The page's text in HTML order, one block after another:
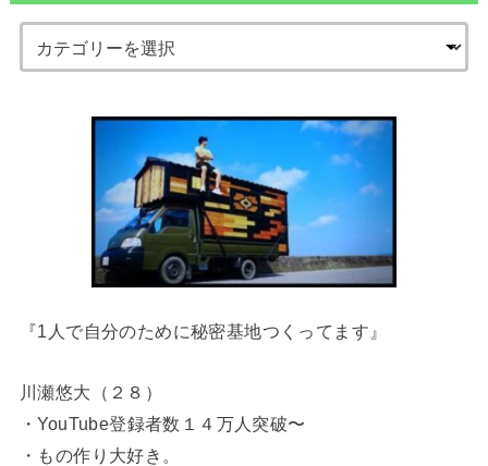
『1人で自分のために秘密基地つくってます』
川瀬悠大（２８）
・YouTube登録者数１４万人突破〜
・もの作り大好き。